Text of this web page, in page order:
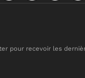
pour recevoir les